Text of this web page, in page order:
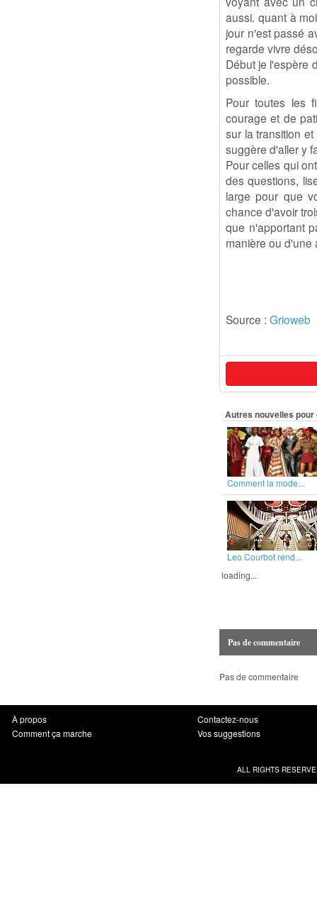
aussi. quant à
jour n'est passé
regarde vivre
Début je l'espère
possible.
Pour toutes les
courage et de
sur la transition
suggère d'aller y
Pour celles qui
des questions,
large pour que
chance d'avoir
que n'apportant
manière ou d'une
Source : Grioweb
Autres nouvelles
Comment la mode...
Leo Courbot rend...
loading...
Pas de commentaire
Pas de commentaire
À propos
Comment ça marche
Contactez-nous
Vos suggestions
ALL RIGHTS